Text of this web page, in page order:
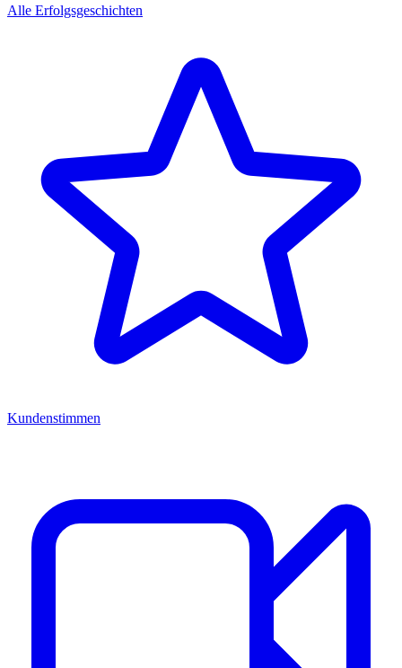
Alle Erfolgsgeschichten
Kundenstimmen